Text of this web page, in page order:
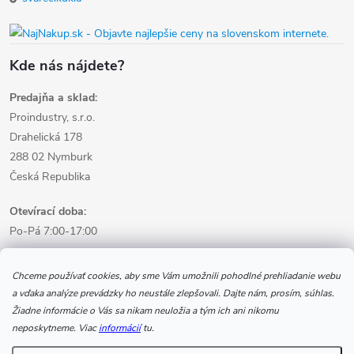
Chceme používať cookies, aby sme Vám umožnili pohodlné prehliadanie webu
a vďaka analýze prevádzky ho neustále zlepšovali. Dajte nám, prosím, súhlas.
Žiadne informácie o Vás sa nikam neuložia a tým ich ani nikomu
neposkytneme. Viacinformáciítu.
Kde nás nájdete?
Predajňa a sklad:
Proindustry, s.r.o.
Drahelická 178
288 02 Nymburk
Česká Republika
Otevírací doba:
Po-Pá 7:00-17:00
Informácie pre nákup
Informácie pre Vás